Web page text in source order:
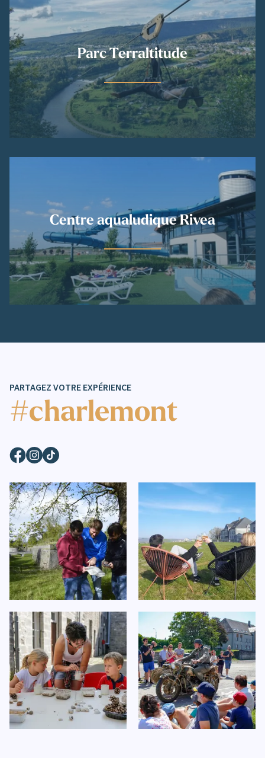
Parc Terraltitude
Centre aqualudique Rivea
PARTAGEZ VOTRE EXPÉRIENCE
#charlemont